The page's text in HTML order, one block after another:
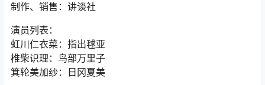
制作、销售：讲谈社
演员列表：
虹川仁衣菜：指出毬亚
椎柴识理：鸟部万里子
箕轮美加纱：日冈夏美